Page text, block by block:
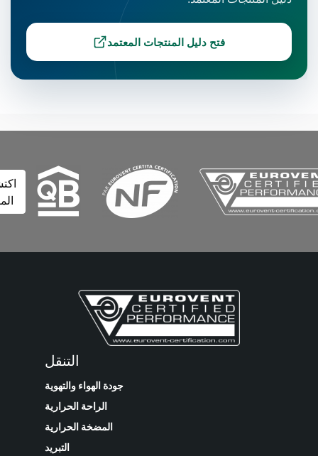
فتح دليل المنتجات المعتمد
اكتشف
المزيد
التنقل
جودة الهواء والتهوية
الراحة الحرارية
المضخة الحرارية